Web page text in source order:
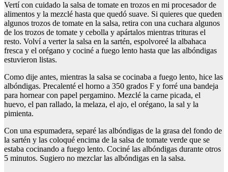
Vertí con cuidado la salsa de tomate en trozos en mi procesador de
alimentos y la mezclé hasta que quedó suave. Si quieres que queden
algunos trozos de tomate en la salsa, retira con una cuchara algunos
de los trozos de tomate y cebolla y apártalos mientras trituras el
resto. Volví a verter la salsa en la sartén, espolvoreé la albahaca
fresca y el orégano y cociné a fuego lento hasta que las albóndigas
estuvieron listas.
Como dije antes, mientras la salsa se cocinaba a fuego lento, hice las
albóndigas. Precalenté el horno a 350 grados F y forré una bandeja
para hornear con papel pergamino. Mezclé la carne picada, el
huevo, el pan rallado, la melaza, el ajo, el orégano, la sal y la
pimienta.
Con una espumadera, separé las albóndigas de la grasa del fondo de
la sartén y las coloqué encima de la salsa de tomate verde que se
estaba cocinando a fuego lento. Cociné las albóndigas durante otros
5 minutos. Sugiero no mezclar las albóndigas en la salsa.